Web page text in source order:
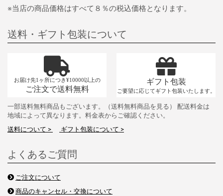
※当店の商品価格はすべて８％の税込価格となります。
送料・ギフト包装について
お届け先1ヶ所につき¥10000以上の
ご注文で送料無料
ギフト包装
ご要望に応じてギフト包装いたします。
一部送料無料商品もございます。（送料無料商品を見る） 配送料金は
地域によって異なります。料金表からご確認ください。
送料について >
ギフト包装について >
よくあるご質問
ご注文について
商品のキャンセル・交換について